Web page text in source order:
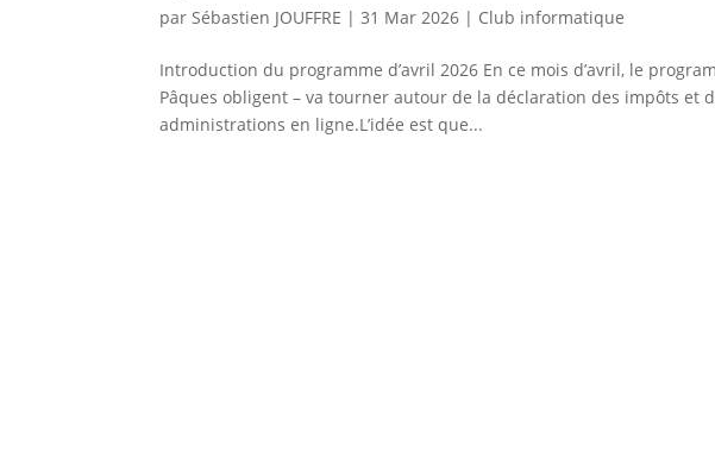
parSébastien JOUFFRE |31 Mar 2026 | Club informatique
Introduction du programme d’avril 2026 En ce mois d’avril, le
Pâques obligent – va tourner autour de la déclaration des impôts et
administrations en ligne.L’idée est que...